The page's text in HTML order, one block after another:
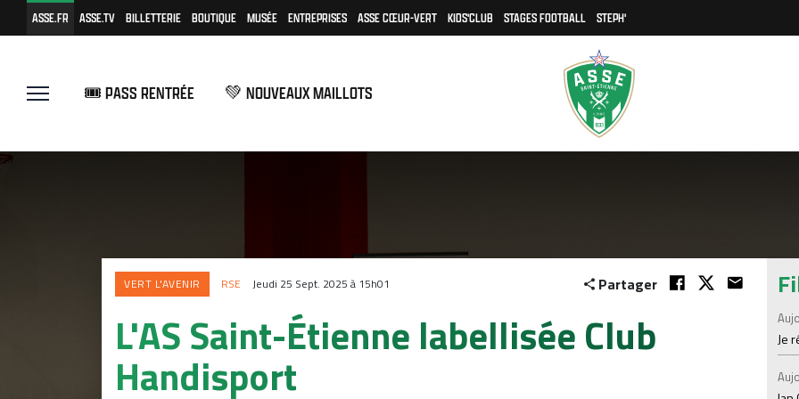
ASSE.FR ASSE.TV BILLETTERIE BOUTIQUE MUSÉE ENTREPRISES ASSE CŒUR-VERT KIDS'CLUB STAGES FOOTBALL STEPH'
🎟️ PASS RENTRÉE 💚 NOUVEAUX MAILLOTS
VERT L'AVENIR RSE Jeudi 25 Sept. 2025 à 15h01 Partager
L'AS Saint-Étienne labellisée Club
Handisport
Je